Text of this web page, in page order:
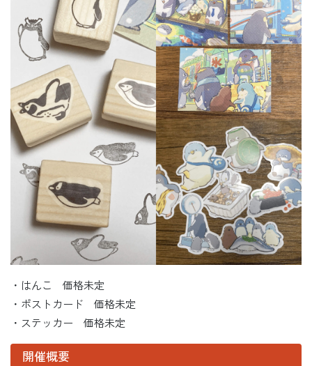
・はんこ 価格未定
・ポストカード 価格未定
・ステッカー 価格未定
開催概要